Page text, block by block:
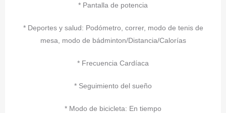
* Pantalla de potencia
* Deportes y salud: Podómetro, correr, modo de tenis de
mesa, modo de bádminton/Distancia/Calorías
* Frecuencia Cardíaca
* Seguimiento del sueño
* Modo de bicicleta: En tiempo